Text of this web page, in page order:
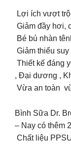
Lợi ích vượt
Giảm đầy hơi,
Bé bú nhàn
Giảm thiểu
Thiết kế đáng
, Đại dương ,
Vừa an toàn
Bình Sữa Dr.
– Nay có thêm
Chất liệu